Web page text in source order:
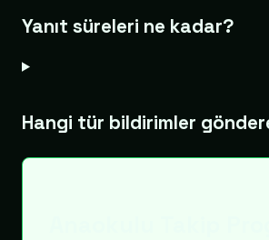
Yanıt süreleri ne kadar?
Hangi tür bildirimler